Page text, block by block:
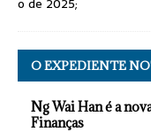
O EXPEDIENTE
Ng Wai Han é a
Finanças